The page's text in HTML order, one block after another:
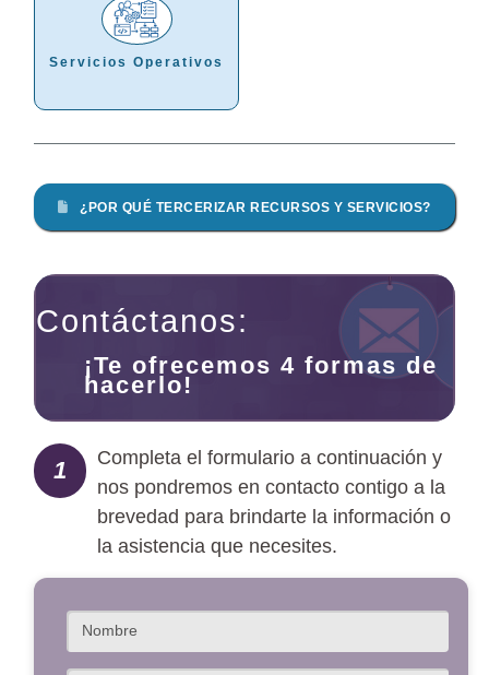
Servicios Operativos
¿POR QUÉ TERCERIZAR RECURSOS Y SERVICIOS?
Contáctanos:
¡Te ofrecemos 4 formas de
hacerlo!
1
Completa el formulario a continuación y
nos pondremos en contacto contigo a la
brevedad para brindarte la información o
la asistencia que necesites.